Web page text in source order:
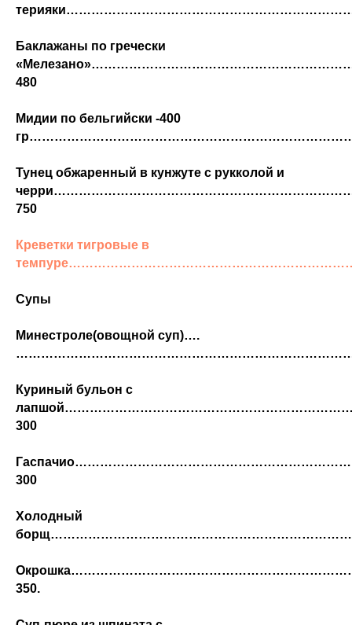
Баклажаны по гречески
480
Мидии по бельгийски -400
Тунец обжаренный в кунжуте с рукколой и
750
Креветки тигровые в
Супы
Минестроле(овощной суп)….
Куриный бульон с
300
300
Холодный
350.